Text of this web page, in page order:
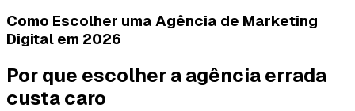
Como Escolher uma Agência de Marketing
Digital em 2026
Por que escolher a agência errada
custa caro